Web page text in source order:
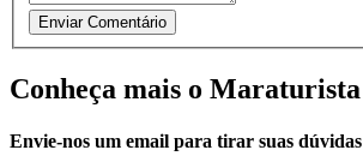
Conheça mais o Maraturista
Envie-nos um email para tirar suas dúvidas